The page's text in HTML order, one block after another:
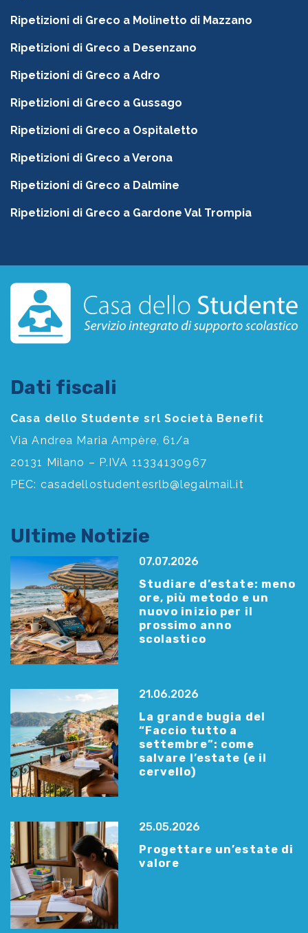
Ripetizioni di Greco a Molinetto di Mazzano
Ripetizioni di Greco a Desenzano
Ripetizioni di Greco a Adro
Ripetizioni di Greco a Gussago
Ripetizioni di Greco a Ospitaletto
Ripetizioni di Greco a Verona
Ripetizioni di Greco a Dalmine
Ripetizioni di Greco a Gardone Val Trompia
Dati fiscali
Casa dello Studente srl Società Benefit
Via Andrea Maria Ampère, 61/a
20131 Milano – P.IVA 11334130967
PEC: casadellostudentesrlb@legalmail.it
Ultime Notizie
07.07.2026
Studiare d’estate: meno
ore, più metodo e un
nuovo inizio per il
prossimo anno
scolastico
21.06.2026
La grande bugia del
“Faccio tutto a
settembre”: come
salvare l’estate (e il
cervello)
25.05.2026
Progettare un’estate di
valore